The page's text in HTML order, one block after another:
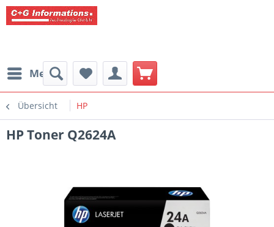
Menü
Übersicht HP
HP Toner Q2624A